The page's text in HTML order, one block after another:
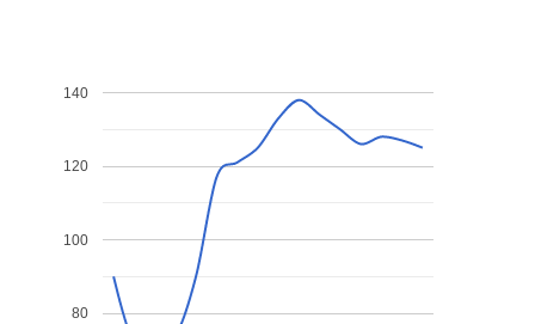
80
100
120
140